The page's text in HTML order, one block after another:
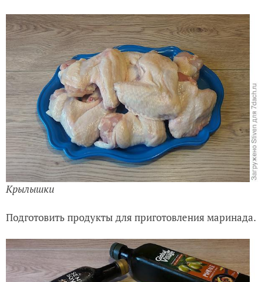
Крылышки
Подготовить продукты для приготовления маринада.